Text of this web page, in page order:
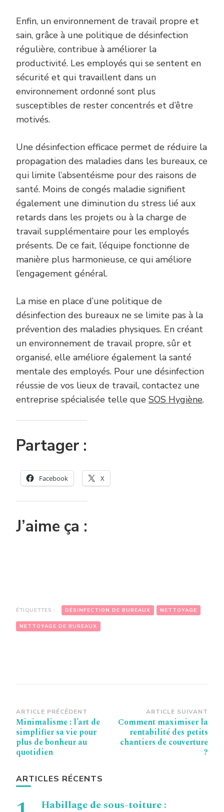
Enfin, un environnement de travail propre et
sain, grâce à une politique de désinfection
régulière, contribue à améliorer la
productivité. Les employés qui se sentent en
sécurité et qui travaillent dans un
environnement ordonné sont plus
susceptibles de rester concentrés et d’être
motivés.
Une désinfection efficace permet de réduire la
propagation des maladies dans les bureaux, ce
qui limite l’absentéisme pour des raisons de
santé. Moins de congés maladie signifient
également une diminution du stress lié aux
retards dans les projets ou à la charge de
travail supplémentaire pour les employés
présents. De ce fait, l’équipe fonctionne de
manière plus harmonieuse, ce qui améliore
l’engagement général.
La mise en place d’une politique de
désinfection des bureaux ne se limite pas à la
prévention des maladies physiques. En créant
un environnement de travail propre, sûr et
organisé, elle améliore également la santé
mentale des employés. Pour une désinfection
réussie de vos lieux de travail, contactez une
entreprise spécialisée telle que SOS Hygiène.
Partager :
Facebook X
J’aime ça :
ÉTIQUETTES : DÉSINFECTION DE BUREAUX NETTOYAGE
NETTOYAGE DE BUREAUX
Navigation
d’article
ARTICLE PRÉCÉDENT
Minimalisme : l’art de
simplifier sa vie pour
plus de bonheur au
quotidien
ARTICLE SUIVANT
Comment maximiser la
rentabilité des petits
chantiers de couverture
?
ARTICLES RÉCENTS
Habillage de sous-toiture :